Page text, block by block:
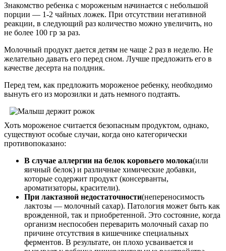
Знакомство ребенка с мороженым начинается с небольшой
порции — 1-2 чайных ложек. При отсутствии негативной
реакции, в следующий раз количество можно увеличить, но
не более 100 гр за раз.
Молочный продукт дается детям не чаще 2 раз в неделю. Не
желательно давать его перед сном. Лучше предложить его в
качестве десерта на полдник.
Перед тем, как предложить мороженое ребенку, необходимо
вынуть его из морозилки и дать немного подтаять.
Хоть мороженое считается безопасным продуктом, однако,
существуют особые случаи, когда оно категорически
противопоказано:
В случае аллергии на белок коровьего молока(или
яичный белок) и различные химические добавки,
которые содержит продукт (консерванты,
ароматизаторы, красители).
При лактазной недостаточности(непереносимость
лактозы — молочный сахар). Патология может быть как
врожденной, так и приобретенной. Это состояние, когда
организм неспособен переварить молочный сахар по
причине отсутствия в кишечнике специальных
ферментов. В результате, он плохо усваивается и